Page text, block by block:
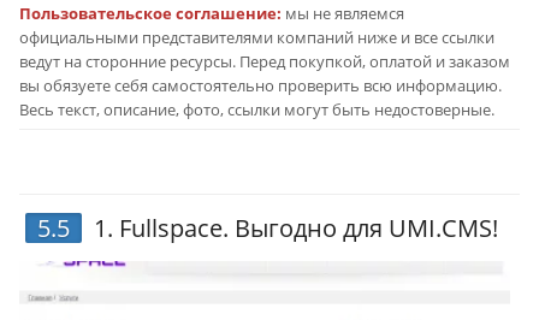
Пользовательское соглашение: мы не являемся
официальными представителями компаний ниже и все ссылки
ведут на сторонние ресурсы. Перед покупкой, оплатой и заказом
вы обязуете себя самостоятельно проверить всю информацию.
Весь текст, описание, фото, ссылки могут быть недостоверные.
5.5 1. Fullspace. Выгодно для UMI.CMS!